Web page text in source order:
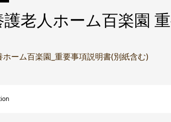
老人ホーム百楽園
ホーム百楽園_重要事項説明書(別紙含む)